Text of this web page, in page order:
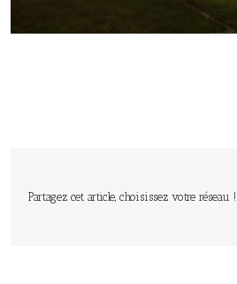
Partagez cet article, choisissez votre réseau !